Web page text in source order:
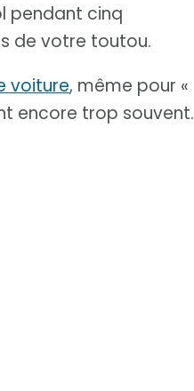
pendant cinq
de votre toutou.
voiture, même pour «
encore trop souvent.